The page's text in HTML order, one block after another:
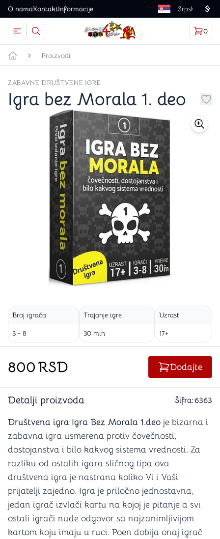
O namaKontaktInformacije Language
Otvorite meni
Dugme u obliku lupe predstavlja ikonicu za
Games4you logo
0
Početna strana
Proizvodi
ZABAVNE DRUŠTVENE IGRE
Igra bez Morala 1. deo
Broj igrača
3 - 8
Trajanje igre
30 min
Uzrast
17+
800RSD Dodajte
Detalji proizvoda Šifra:6363
Društvena igra Igra Bez Morala 1.deo je bizarna i
zabavna igra usmerena protiv čovečnosti,
dostojanstva i bilo kakvog sistema vrednosti. Za
razliku od ostalih igara sličnog tipa ova
društvena igra je nastrana koliko Vi i Vaši
prijatelji zajedno. Igra je priločno jednostavna,
jedan igrač izvlači kartu na kojoj je pitanje a svi
ostali igrači nude odgovor sa najzanimljivijom
kartom koju imaju u ruci. Poen dobija onaj igrač